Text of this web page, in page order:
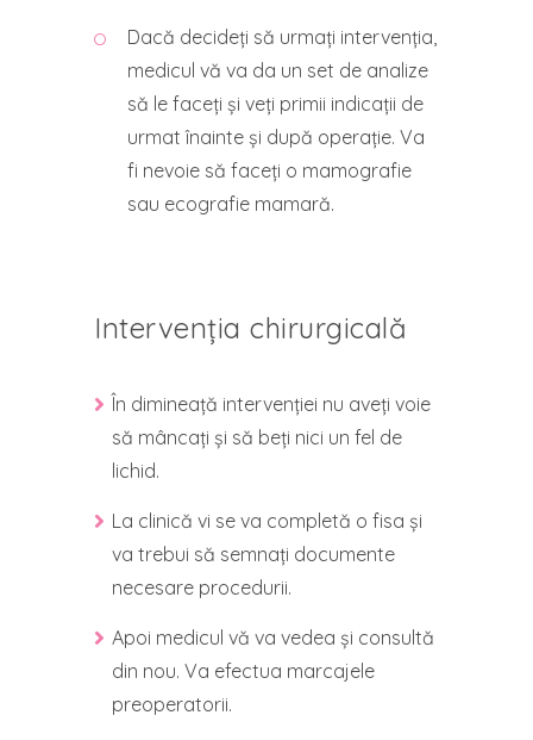
Dacă decideți să urmați intervenția,
medicul vă va da un set de analize
să le faceți și veți primii indicații de
urmat înainte și după operație. Va
fi nevoie să faceți o mamografie
sau ecografie mamară.
Intervenția chirurgicală
În dimineață intervenției nu aveți voie
să mâncați și să beți nici un fel de
lichid.
La clinică vi se va completă o fisa și
va trebui să semnați documente
necesare procedurii.
Apoi medicul vă va vedea și consultă
din nou. Va efectua marcajele
preoperatorii.